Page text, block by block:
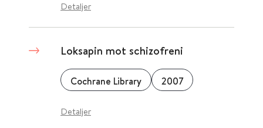
Detaljer
Loksapin mot schizofreni
Cochrane Library 2007
Detaljer